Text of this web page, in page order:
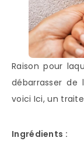
Raison pour
débarrasser
voici Ici, un
Ingrédients :